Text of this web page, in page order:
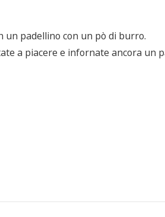
un padellino con un pò di burro.
a piacere e infornate ancora un